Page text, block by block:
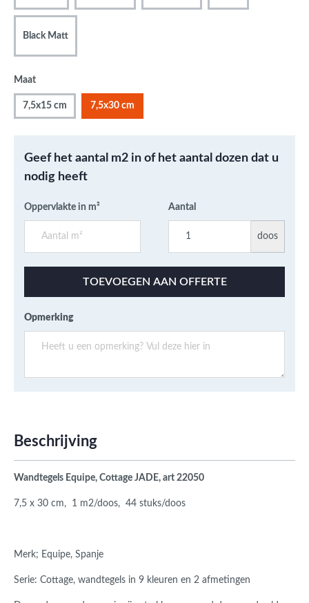
Black Matt
Maat
7,5x15 cm 7,5x30 cm
Geef het aantal m2 in of het aantal dozen dat u
nodig heeft
Oppervlakte in m² Aantal
doos
TOEVOEGEN AAN OFFERTE
Opmerking
Beschrijving
Wandtegels Equipe, Cottage JADE, art 22050
7,5 x 30 cm, 1 m2/doos, 44 stuks/doos
Merk; Equipe, Spanje
Serie: Cottage, wandtegels in 9 kleuren en 2 afmetingen